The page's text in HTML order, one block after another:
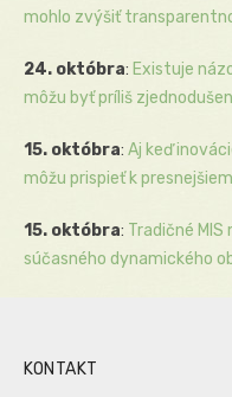
mohlo zvýšiť
24. októbra: Existuje
môžu byť príliš
15. októbra: Aj keď
môžu prispieť k
15. októbra: Tradičné
súčasného dynamického
KONTAKT